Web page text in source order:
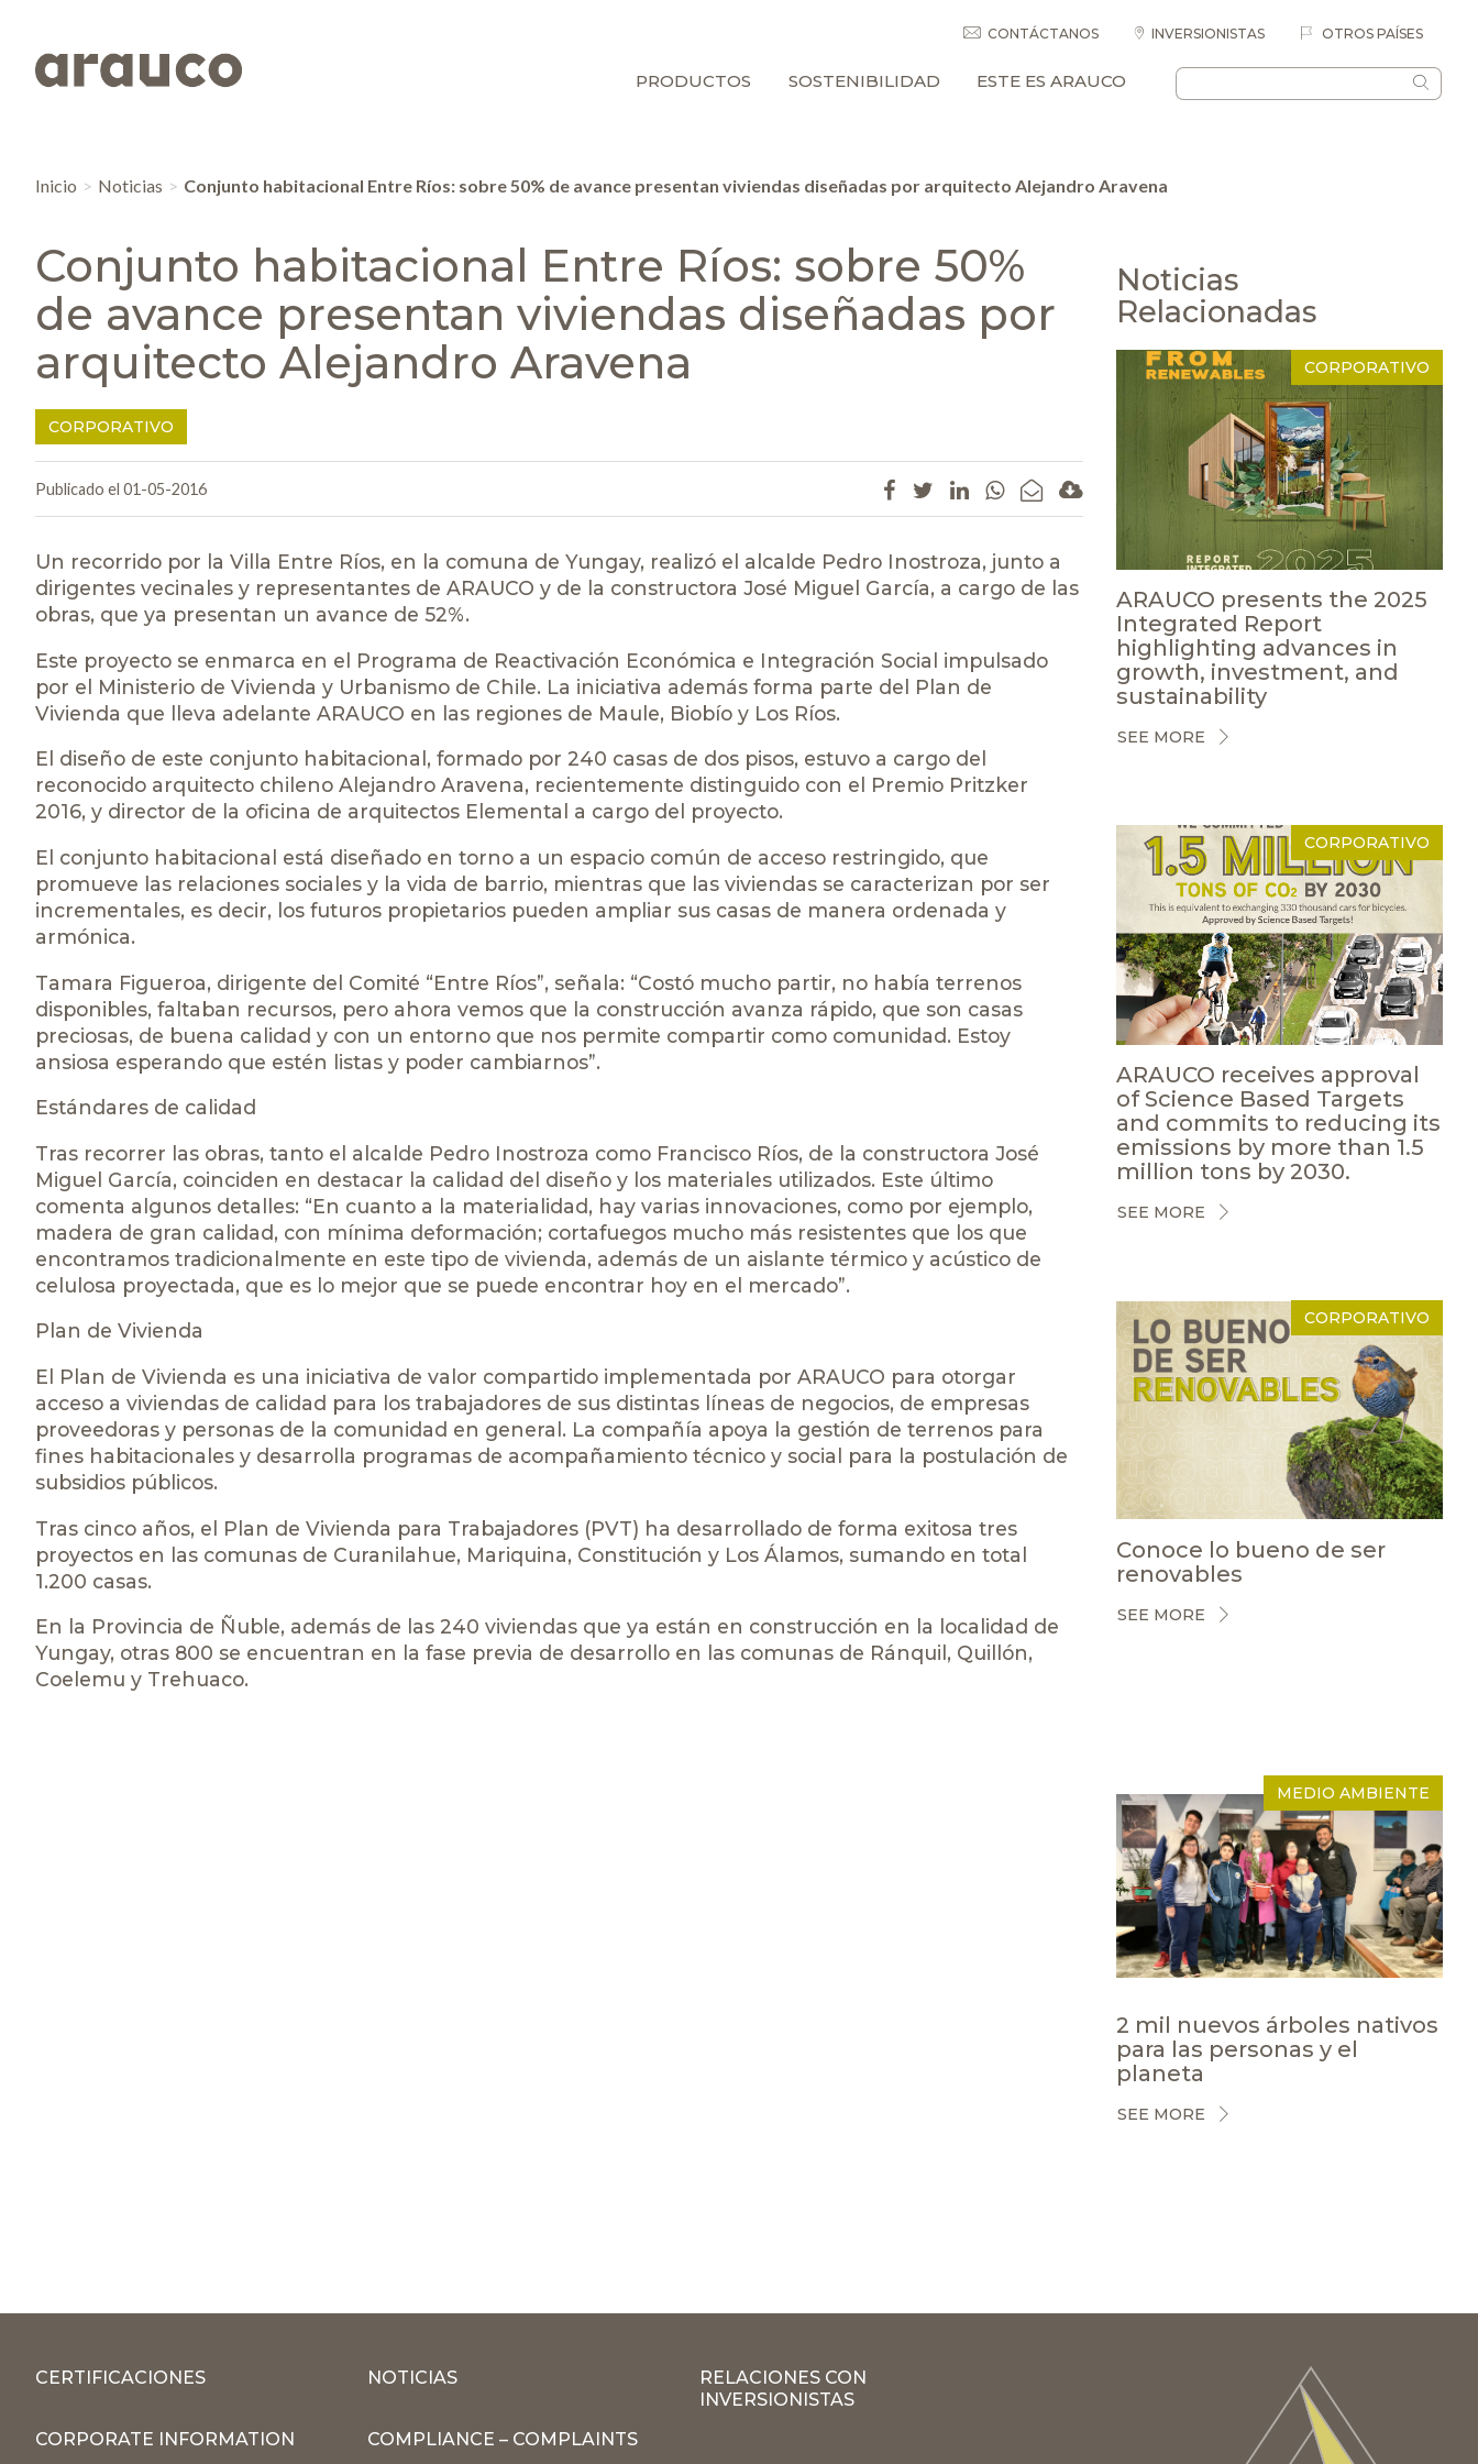
CONTÁCTANOS INVERSIONISTAS OTROS PAÍSES
PRODUCTOS SOSTENIBILIDAD ESTE ES ARAUCO
Inicio Noticias Conjunto habitacional Entre Ríos: sobre 50% de avance presentan viviendas diseñadas por arquitecto Alejandro Aravena
Conjunto habitacional Entre Ríos: sobre 50%
de avance presentan viviendas diseñadas por
arquitecto Alejandro Aravena
CORPORATIVO
Publicado el 01-05-2016
Un recorrido por la Villa Entre Ríos, en la comuna de Yungay, realizó el alcalde Pedro Inostroza, junto a
dirigentes vecinales y representantes de ARAUCO y de la constructora José Miguel García, a cargo de las
obras, que ya presentan un avance de 52%.
Este proyecto se enmarca en el Programa de Reactivación Económica e Integración Social impulsado
por el Ministerio de Vivienda y Urbanismo de Chile. La iniciativa además forma parte del Plan de
Vivienda que lleva adelante ARAUCO en las regiones de Maule, Biobío y Los Ríos.
El diseño de este conjunto habitacional, formado por 240 casas de dos pisos, estuvo a cargo del
reconocido arquitecto chileno Alejandro Aravena, recientemente distinguido con el Premio Pritzker
2016, y director de la oficina de arquitectos Elemental a cargo del proyecto.
El conjunto habitacional está diseñado en torno a un espacio común de acceso restringido, que
promueve las relaciones sociales y la vida de barrio, mientras que las viviendas se caracterizan por ser
incrementales, es decir, los futuros propietarios pueden ampliar sus casas de manera ordenada y
armónica.
Tamara Figueroa, dirigente del Comité “Entre Ríos”, señala: “Costó mucho partir, no había terrenos
disponibles, faltaban recursos, pero ahora vemos que la construcción avanza rápido, que son casas
preciosas, de buena calidad y con un entorno que nos permite compartir como comunidad. Estoy
ansiosa esperando que estén listas y poder cambiarnos”.
Estándares de calidad
Tras recorrer las obras, tanto el alcalde Pedro Inostroza como Francisco Ríos, de la constructora José
Miguel García, coinciden en destacar la calidad del diseño y los materiales utilizados. Este último
comenta algunos detalles: “En cuanto a la materialidad, hay varias innovaciones, como por ejemplo,
madera de gran calidad, con mínima deformación; cortafuegos mucho más resistentes que los que
encontramos tradicionalmente en este tipo de vivienda, además de un aislante térmico y acústico de
celulosa proyectada, que es lo mejor que se puede encontrar hoy en el mercado”.
Plan de Vivienda
El Plan de Vivienda es una iniciativa de valor compartido implementada por ARAUCO para otorgar
acceso a viviendas de calidad para los trabajadores de sus distintas líneas de negocios, de empresas
proveedoras y personas de la comunidad en general. La compañía apoya la gestión de terrenos para
fines habitacionales y desarrolla programas de acompañamiento técnico y social para la postulación de
subsidios públicos.
Tras cinco años, el Plan de Vivienda para Trabajadores (PVT) ha desarrollado de forma exitosa tres
proyectos en las comunas de Curanilahue, Mariquina, Constitución y Los Álamos, sumando en total
1.200 casas.
En la Provincia de Ñuble, además de las 240 viviendas que ya están en construcción en la localidad de
Yungay, otras 800 se encuentran en la fase previa de desarrollo en las comunas de Ránquil, Quillón,
Coelemu y Trehuaco.
Noticias
Relacionadas
CORPORATIVO
ARAUCO presents the 2025
Integrated Report
highlighting advances in
growth, investment, and
sustainability
SEE MORE
CORPORATIVO
ARAUCO receives approval
of Science Based Targets
and commits to reducing its
emissions by more than 1.5
million tons by 2030.
SEE MORE
CORPORATIVO
Conoce lo bueno de ser
renovables
SEE MORE
MEDIO AMBIENTE
2 mil nuevos árboles nativos
para las personas y el
planeta
SEE MORE
CERTIFICACIONES NOTICIAS
RELACIONES CON
INVERSIONISTAS
CORPORATE INFORMATION
COMPLIANCE – COMPLAINTS